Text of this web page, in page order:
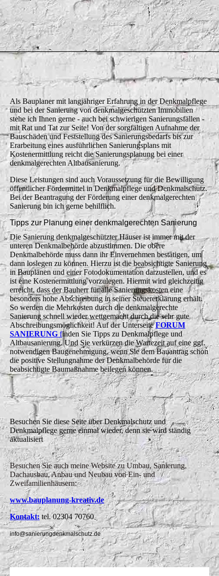
Fassade eines Herrenhauses saniert
Als Bauplaner mit langjähriger Erfahrung in der Denkmalpflege
und bei der Sanierung von denkmalgeschützten Immobilien
stehe ich Ihnen gerne - auch bei schwierigen Sanierungsfällen -
mit Rat und Tat zur Seite! Von der sorgfältigen Aufnahme der
Bauschäden und Feststellung des Sanierungsbedarfs bis zur
Erarbeitung eines ausführlichen Sanierungsplans mit
Kostenermittlung reicht die Sanierungsplanung bei einer
denkmalgerechten Altbausanierung.
Diese Leistungen sind auch Voraussetzung für die Bewilligung
öffentlicher Fördermittel in Denkmalpflege und Denkmalschutz.
Bei der Beantragung der Förderung einer denkmalgerechten
Sanierung bin ich gerne behilflich.
Tipps zur Planung einer denkmalgerechten Sanierung
Die Sanierung denkmalgeschützter Häuser ist immer mit der
unteren Denkmalbehörde abzustimmen. Die obere
Denkmalbehörde muss dann ihr Einvernehmen bestätigen, um
dann loslegen zu können. Hierzu ist die beabsichtigte Sanierung
in Bauplänen und einer Fotodokumentation darzustellen, und es
ist eine Kostenermittlung vorzulegen. Hiermit wird gleichzeitig
erreicht, dass der Bauherr für alle Sanierungskosten eine
besonders hohe Abschreibung in seiner Steuererklärung erhält.
So werden die Mehrkosten durch die denkmalgerechte
Sanierung schnell wieder wettgemacht durch die sehr gute
Abschreibungsmöglichkeit! Auf der UnterseiteFORUM
SANIERUNGfinden Sie Tipps zu Denkmalpflege und
Altbausanierung. Und Sie verkürzen die Wartezeit auf eine ggf.
notwendigen Baugenehmigung, wenn Sie dem Bauantrag schon
die positive Stellungnahme der Denkmalbehörde für die
beabsichtigte Baumaßnahme beilegen können.
Besuchen Sie diese Seite über Denkmalschutz und
Denkmalpflege gerne einmal wieder, denn sie wird ständig
aktualisiert
Besuchen Sie auch meine Website zu Umbau, Sanierung,
Dachausbau, Anbau und Neubau von Ein- und
Zweifamilienhäusern:
www.bauplanung-kreativ.de
Kontakt: tel. 02304 70760
info@sanierungdenkmalschutz.de